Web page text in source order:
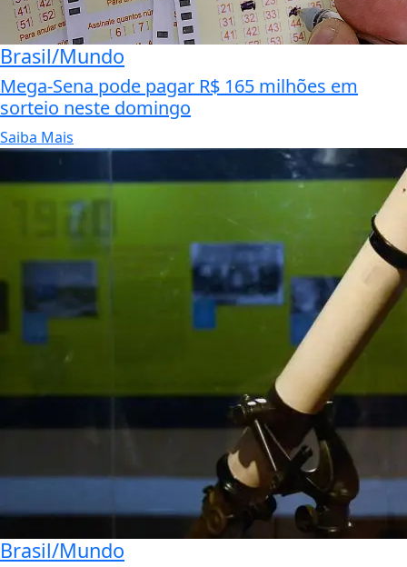
Brasil/Mundo
Mega-Sena pode pagar R$ 165 milhões em
sorteio neste domingo
Saiba Mais
Brasil/Mundo